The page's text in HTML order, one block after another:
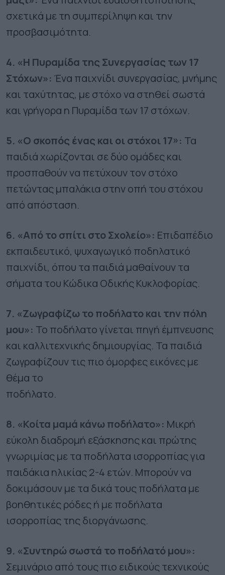
σχετικά με τη συμπερίληψη και την
προσβασιμότητα.
4. «Η Πυραμίδα της Συνεργασίας των 17
Στόχων»: Ένα παιχνίδι συνεργασίας, μνήμης
και ταχύτητας, με στόχο να στηθεί σωστά
και γρήγορα η Πυραμίδα των 17 στόχων.
5. «Ο σκοπός ένας και οι στόχοι 17»: Τα
παιδιά χωρίζονται σε δύο ομάδες και
προσπαθούν να πετύχουν τον στόχο
πετώντας μπαλάκια στην οπή του στόχου
από απόσταση.
6. «Από το σπίτι στο Σχολείο»: Επιδαπέδιο
εκπαιδευτικό, ψυχαγωγικό ποδηλατικό
παιχνίδι, όπου τα παιδιά μαθαίνουν τα
σήματα του Κώδικα Οδικής Κυκλοφορίας.
7. «Ζωγραφίζω το ποδήλατο και την πόλη
μου»: Το ποδήλατο γίνεται πηγή έμπνευσης
και καλλιτεχνικής δημιουργίας. Τα παιδιά
ζωγραφίζουν τις πιο όμορφες εικόνες με
θέμα το
ποδήλατο.
8. «Κοίτα μαμά κάνω ποδήλατο»: Μικρή
εύκολη διαδρομή εξάσκησης και πρώτης
γνωριμίας με τα ποδήλατα ισορροπίας για
παιδάκια ηλικίας 2-4 ετών. Μπορούν να
δοκιμάσουν με τα δικά τους ποδήλατα με
βοηθητικές ρόδες ή με ποδήλατα
ισορροπίας της διοργάνωσης.
9. «Συντηρώ σωστά το ποδήλατό μου»:
Σεμινάριο από τους πιο ειδικούς τεχνικούς